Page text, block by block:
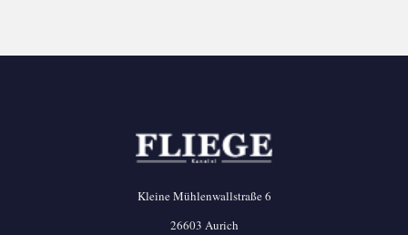
Kleine Mühlenwallstraße 6
26603 Aurich